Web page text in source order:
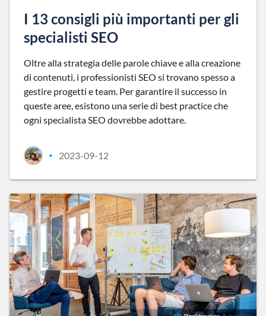
I 13 consigli più importanti per gli
specialisti SEO
Oltre alla strategia delle parole chiave e alla creazione
di contenuti, i professionisti SEO si trovano spesso a
gestire progetti e team. Per garantire il successo in
queste aree, esistono una serie di best practice che
ogni specialista SEO dovrebbe adottare.
• 2023-09-12